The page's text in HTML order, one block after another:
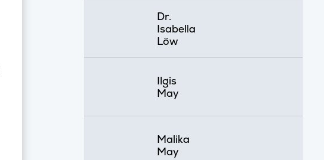
Dr.
Isabella
Löw
Ilgis
May
Malika
May